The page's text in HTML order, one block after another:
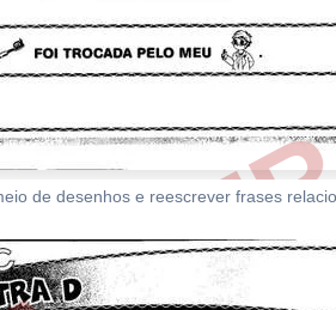
de desenhos e reescrever frases